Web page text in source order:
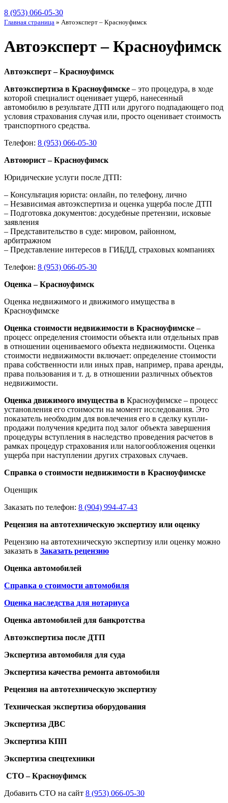
8 (953) 066-05-30
Главная страница » Автоэксперт – Красноуфимск
Автоэксперт – Красноуфимск
Автоэксперт – Красноуфимск
Автоэкспертиза в Красноуфимске – это процедура, в ходе
которой специалист оценивает ущерб, нанесенный
автомобилю в результате ДТП или другого подпадающего под
условия страхования случая или, просто оценивает стоимость
транспортного средства.
Телефон: 8 (953) 066-05-30
Автоюрист – Красноуфимск
Юридические услуги после ДТП:
– Консультация юриста: онлайн, по телефону, лично
– Независимая автоэкспертиза и оценка ущерба после ДТП
– Подготовка документов: досудебные претензии, исковые
заявления
– Представительство в суде: мировом, районном,
арбитражном
– Представление интересов в ГИБДД, страховых компаниях
Телефон: 8 (953) 066-05-30
Оценка – Красноуфимск
Оценка недвижимого и движимого имущества в
Красноуфимске
Оценка стоимости недвижимости в Красноуфимске –
процесс определения стоимости объекта или отдельных прав
в отношении оцениваемого объекта недвижимости. Оценка
стоимости недвижимости включает: определение стоимости
права собственности или иных прав, например, права аренды,
права пользования и т. д. в отношении различных объектов
недвижимости.
Оценка движимого имущества в Красноуфимске – процесс
установления его стоимости на момент исследования. Это
показатель необходим для вовлечения его в сделку купли-
продажи получения кредита под залог объекта завершения
процедуры вступления в наследство проведения расчетов в
рамках процедур страхования или налогообложения оценки
ущерба при наступлении других страховых случаев.
Справка о стоимости недвижимости в Красноуфимске
Оценщик
Заказать по телефон: 8 (904) 994-47-43
Рецензия на автотехническую экспертизу или оценку
Рецензию на автотехническую экспертизу или оценку можно
заказать в Заказать рецензию
Оценка автомобилей
Справка о стоимости автомобиля
Оценка наследства для нотариуса
Оценка автомобилей для банкротства
Автоэкспертиза после ДТП
Экспертиза автомобиля для суда
Экспертиза качества ремонта автомобиля
Рецензия на автотехническую экспертизу
Техническая экспертиза оборудования
Экспертиза ДВС
Экспертиза КПП
Экспертиза спецтехники
СТО – Красноуфимск
Добавить СТО на сайт 8 (953) 066-05-30